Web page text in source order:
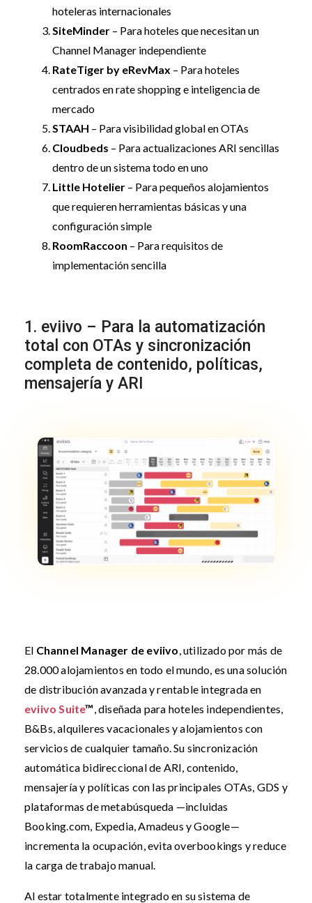
hoteleras internacionales
SiteMinder – Para hoteles que necesitan un
Channel Manager independiente
RateTiger by eRevMax – Para hoteles
centrados en rate shopping e inteligencia de
mercado
STAAH – Para visibilidad global en OTAs
Cloudbeds – Para actualizaciones ARI sencillas
dentro de un sistema todo en uno
Little Hotelier – Para pequeños alojamientos
que requieren herramientas básicas y una
configuración simple
RoomRaccoon – Para requisitos de
implementación sencilla
1. eviivo – Para la automatización
total con OTAs y sincronización
completa de contenido, políticas,
mensajería y ARI
El Channel Manager de eviivo , utilizado por más de
28.000 alojamientos en todo el mundo, es una solución
de distribución avanzada y rentable integrada en
eviivo Suite™ , diseñada para hoteles independientes,
B&Bs, alquileres vacacionales y alojamientos con
servicios de cualquier tamaño. Su sincronización
automática bidireccional de ARI, contenido,
mensajería y políticas con las principales OTAs, GDS y
plataformas de metabúsqueda —incluidas
Booking.com, Expedia, Amadeus y Google—
incrementa la ocupación, evita overbookings y reduce
la carga de trabajo manual.
Al estar totalmente integrado en su sistema de